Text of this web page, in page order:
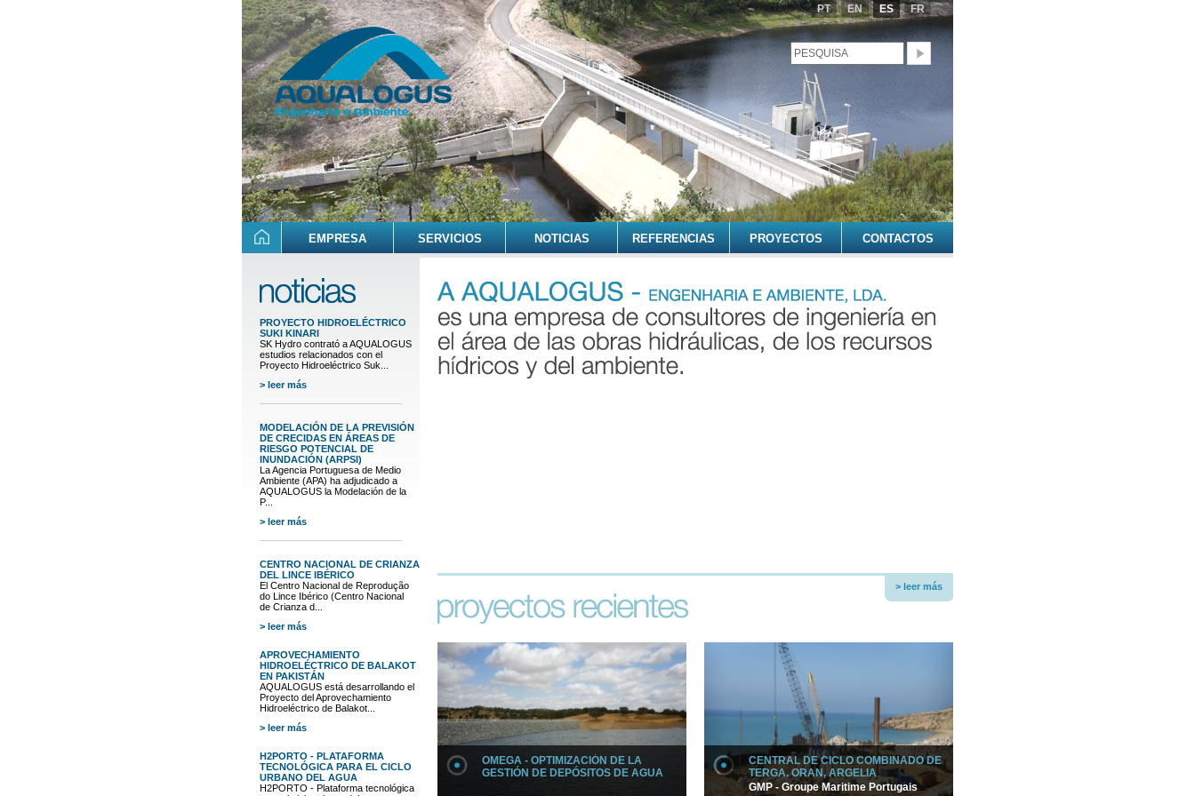
PT EN ES FR
EMPRESA SERVICIOS NOTICIAS REFERENCIAS PROYECTOS CONTACTOS
PROYECTO HIDROELÉCTRICO
SUKI KINARI
SK Hydro contrató a AQUALOGUS
estudios relacionados con el
Proyecto Hidroeléctrico Suk...
> leer más
MODELACIÓN DE LA PREVISIÓN
DE CRECIDAS EN ÁREAS DE
RIESGO POTENCIAL DE
INUNDACIÓN (ARPSI)
La Agencia Portuguesa de Medio
Ambiente (APA) ha adjudicado a
AQUALOGUS la Modelación de la
P...
> leer más
CENTRO NACIONAL DE CRIANZA
DEL LINCE IBÉRICO
El Centro Nacional de Reprodução
do Lince Ibérico (Centro Nacional
de Crianza d...
> leer más
APROVECHAMIENTO
HIDROELÉCTRICO DE BALAKOT
EN PAKISTÁN
AQUALOGUS está desarrollando el
Proyecto del Aprovechamiento
Hidroeléctrico de Balakot...
> leer más
H2PORTO - PLATAFORMA
TECNOLÓGICA PARA EL CICLO
URBANO DEL AGUA
H2PORTO - Plataforma tecnológica
> leer más
OMEGA - OPTIMIZACIÓN DE LA
GESTIÓN DE DEPÓSITOS DE AGUA
CENTRAL DE CICLO COMBINADO DE
TERGA. ORAN, ARGELIA
GMP - Groupe Maritime Portugais